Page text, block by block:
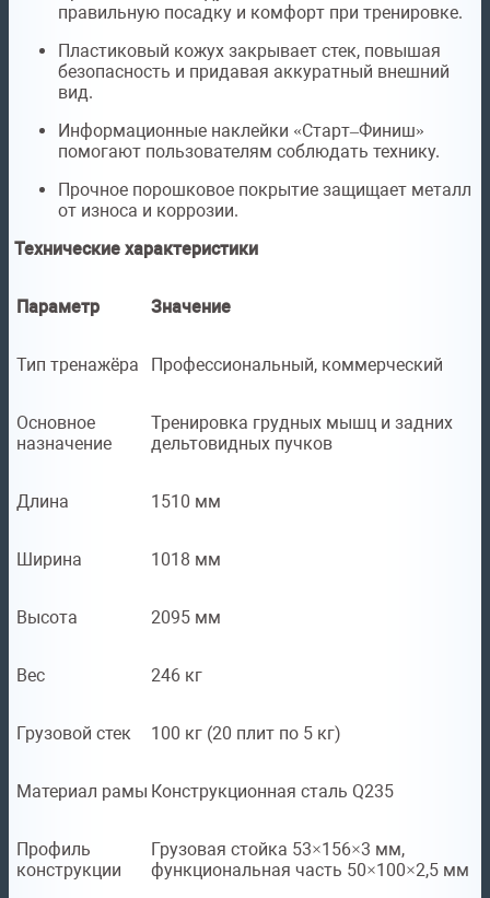
правильную посадку и комфорт при тренировке.
Пластиковый кожух закрывает стек, повышая
безопасность и придавая аккуратный внешний
вид.
Информационные наклейки «Старт–Финиш»
помогают пользователям соблюдать технику.
Прочное порошковое покрытие защищает металл
от износа и коррозии.
Технические характеристики
Параметр Значение
Тип тренажёра Профессиональный, коммерческий
Основное
назначение
Тренировка грудных мышц и задних
дельтовидных пучков
Длина 1510 мм
Ширина 1018 мм
Высота 2095 мм
Вес 246 кг
Грузовой стек 100 кг (20 плит по 5 кг)
Материал рамы Конструкционная сталь Q235
Профиль
конструкции
Грузовая стойка 53×156×3 мм,
функциональная часть 50×100×2,5 мм